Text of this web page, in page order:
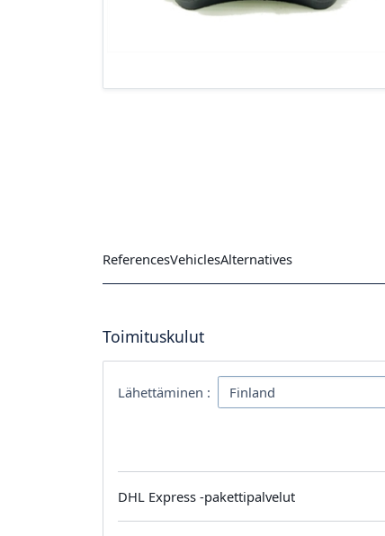
ReferencesVehiclesAlternatives
Toimituskulut
Lähettäminen :
DHL Express -pakettipalvelut